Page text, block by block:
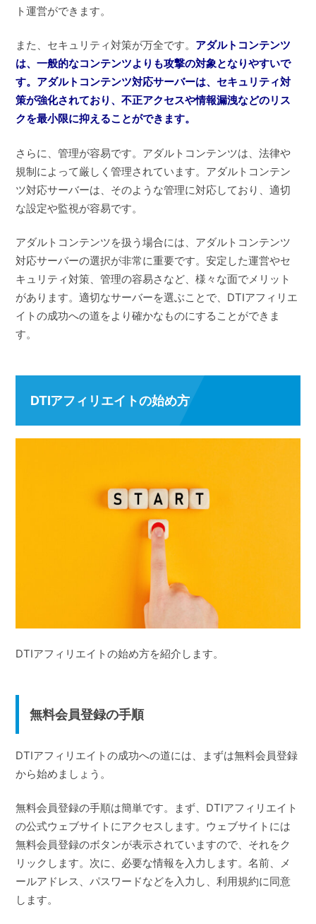
ト運営ができます。
また、セキュリティ対策が万全です。 アダルトコンテンツ
は、一般的なコンテンツよりも攻撃の対象となりやすいで
す。アダルトコンテンツ対応サーバーは、セキュリティ対
策が強化されており、不正アクセスや情報漏洩などのリス
クを最小限に抑えることができます。
さらに、管理が容易です。アダルトコンテンツは、法律や
規制によって厳しく管理されています。アダルトコンテン
ツ対応サーバーは、そのような管理に対応しており、適切
な設定や監視が容易です。
アダルトコンテンツを扱う場合には、アダルトコンテンツ
対応サーバーの選択が非常に重要です。安定した運営やセ
キュリティ対策、管理の容易さなど、様々な面でメリット
があります。適切なサーバーを選ぶことで、DTIアフィリエ
イトの成功への道をより確かなものにすることができま
す。
DTIアフィリエイトの始め方
DTIアフィリエイトの始め方を紹介します。
無料会員登録の手順
DTIアフィリエイトの成功への道には、まずは無料会員登録
から始めましょう。
無料会員登録の手順は簡単です。まず、DTIアフィリエイト
の公式ウェブサイトにアクセスします。ウェブサイトには
無料会員登録のボタンが表示されていますので、それをク
リックします。次に、必要な情報を入力します。名前、メ
ールアドレス、パスワードなどを入力し、利用規約に同意
します。